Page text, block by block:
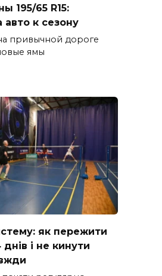
195/65 R15:
авто к сезону
привычной дороге
ямы
як пережити
днів і не кинути